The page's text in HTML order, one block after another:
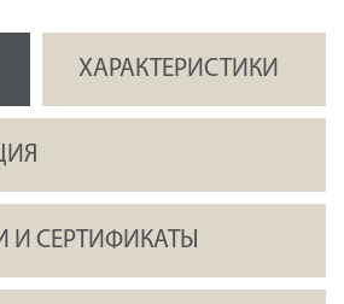
ХАРАКТЕРИСТИКИ
И СЕРТИФИКАТЫ